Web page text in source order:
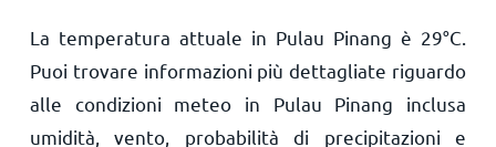
La temperatura attuale in Pulau Pinang è 29°C
Puoi trovare informazioni più dettagliate riguardo
alle condizioni meteo in Pulau Pinang inclusa
umidità, vento, probabilità di precipitazioni e